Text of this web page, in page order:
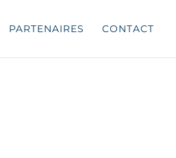
PARTENAIRES CONTACT